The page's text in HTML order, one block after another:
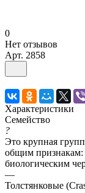
0
Нет отзывов
Арт. 2858
Характеристики
Семейство
?
Это крупная
общим признакам:
биологическим
—
Толстянковые